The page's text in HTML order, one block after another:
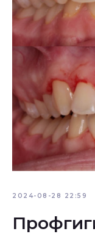
2024-08-28 22:59